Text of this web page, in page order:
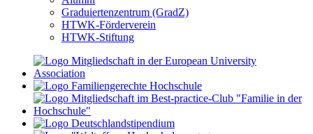
Graduiertenzentrum (GradZ)
HTWK-Förderverein
HTWK-Stiftung